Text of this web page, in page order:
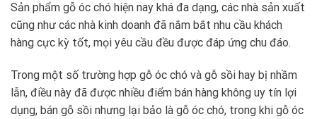
Sản phẩm gỗ óc chó hiện nay khá đa dạng, các nhà sản xuất
cũng như các nhà kinh doanh đã nắm bắt nhu cầu khách
hàng cực kỳ tốt, mọi yêu cầu đều được đáp ứng chu đáo.
Trong một số trường hợp gỗ óc chó và gỗ sồi hay bị nhầm
lẫn, điều này đã được nhiều điểm bán hàng không uy tín lợi
dụng, bán gỗ sồi nhưng lại bảo là gỗ óc chó, trong khi gỗ óc